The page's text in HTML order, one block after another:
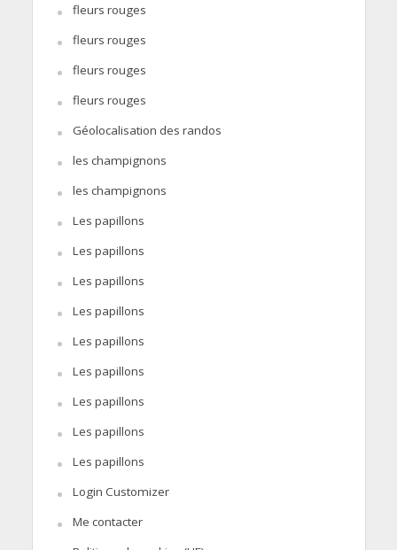
fleurs rouges
fleurs rouges
fleurs rouges
fleurs rouges
Géolocalisation des randos
les champignons
les champignons
Les papillons
Les papillons
Les papillons
Les papillons
Les papillons
Les papillons
Les papillons
Les papillons
Les papillons
Login Customizer
Me contacter